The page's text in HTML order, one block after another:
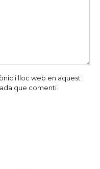
i lloc web en aquest
que comenti.